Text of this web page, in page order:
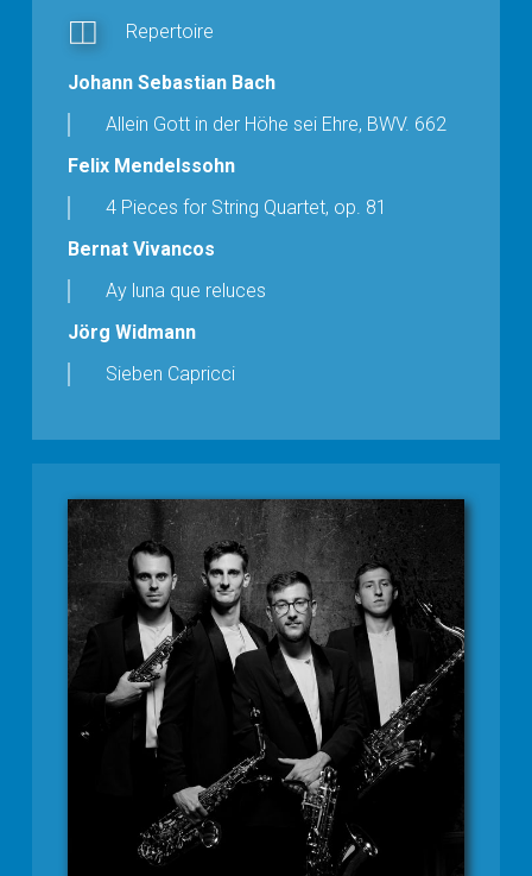
Repertoire
Johann Sebastian Bach
Allein Gott in der Höhe sei Ehre, BWV. 662
Felix Mendelssohn
4 Pieces for String Quartet, op. 81
Bernat Vivancos
Ay luna que reluces
Jörg Widmann
Sieben Capricci